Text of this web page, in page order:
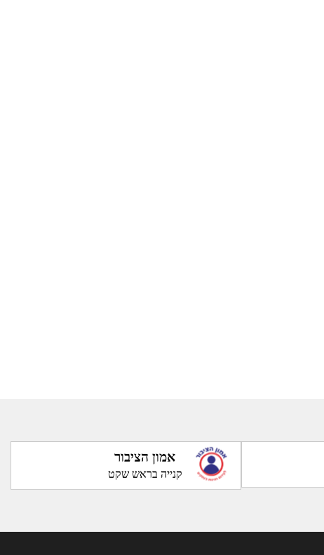
אמון הציבור
קנייה בראש שקט